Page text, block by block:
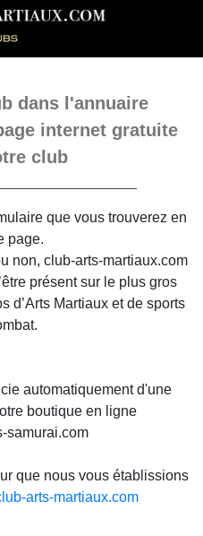
dans l'annuaire
internet gratuite
club
que vous trouverez en
page.
non, club-arts-martiaux.com
présent sur le plus gros
d’Arts Martiaux et de sports
automatiquement d'une
boutique en ligne
samurai.com
que nous vous établissions
arts-martiaux.com